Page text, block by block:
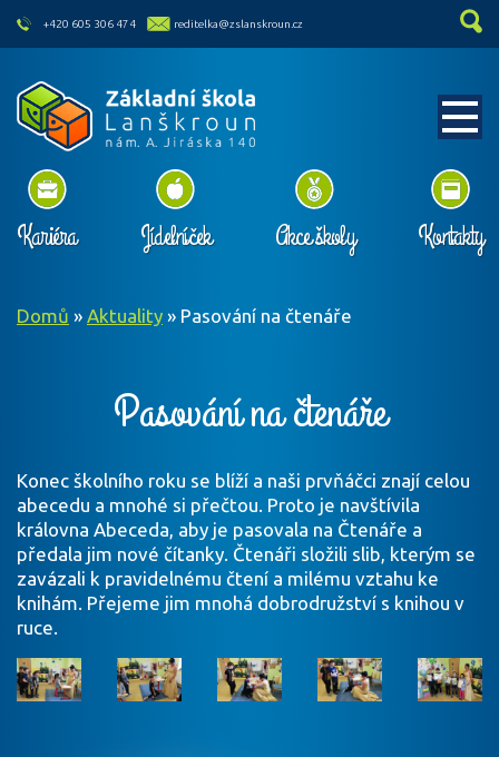
skip to main content
+420 605 306 474 reditelka@zslanskroun.cz
Kariéra Jídelníček Akce školy Kontakty
Domů » Aktuality » Pasování na čtenáře
Pasování na čtenáře
Konec školního roku se blíží a naši prvňáčci znají celou
abecedu a mnohé si přečtou. Proto je navštívila
královna Abeceda, aby je pasovala na Čtenáře a
předala jim nové čítanky. Čtenáři složili slib, kterým se
zavázali k pravidelnému čtení a milému vztahu ke
knihám. Přejeme jim mnohá dobrodružství s knihou v
ruce.